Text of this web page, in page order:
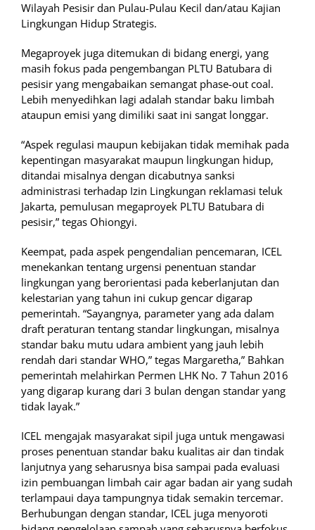
Wilayah Pesisir dan Pulau-Pulau Kecil dan/atau Kajian
Lingkungan Hidup Strategis.
Megaproyek juga ditemukan di bidang energi, yang
masih fokus pada pengembangan PLTU Batubara di
pesisir yang mengabaikan semangat phase-out coal.
Lebih menyedihkan lagi adalah standar baku limbah
ataupun emisi yang dimiliki saat ini sangat longgar.
“Aspek regulasi maupun kebijakan tidak memihak pada
kepentingan masyarakat maupun lingkungan hidup,
ditandai misalnya dengan dicabutnya sanksi
administrasi terhadap Izin Lingkungan reklamasi teluk
Jakarta, pemulusan megaproyek PLTU Batubara di
pesisir,” tegas Ohiongyi.
Keempat, pada aspek pengendalian pencemaran, ICEL
menekankan tentang urgensi penentuan standar
lingkungan yang berorientasi pada keberlanjutan dan
kelestarian yang tahun ini cukup gencar digarap
pemerintah. “Sayangnya, parameter yang ada dalam
draft peraturan tentang standar lingkungan, misalnya
standar baku mutu udara ambient yang jauh lebih
rendah dari standar WHO,” tegas Margaretha,” Bahkan
pemerintah melahirkan Permen LHK No. 7 Tahun 2016
yang digarap kurang dari 3 bulan dengan standar yang
tidak layak.”
ICEL mengajak masyarakat sipil juga untuk mengawasi
proses penentuan standar baku kualitas air dan tindak
lanjutnya yang seharusnya bisa sampai pada evaluasi
izin pembuangan limbah cair agar badan air yang sudah
terlampaui daya tampungnya tidak semakin tercemar.
Berhubungan dengan standar, ICEL juga menyoroti